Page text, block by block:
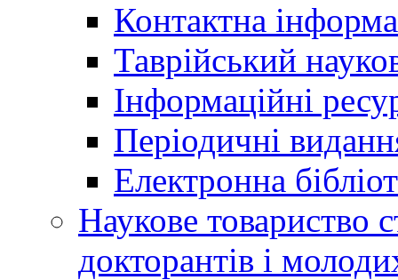
Контактна
Таврійський
Інформаційні
Періодичні
Електронна
Наукове товариство
докторантів і